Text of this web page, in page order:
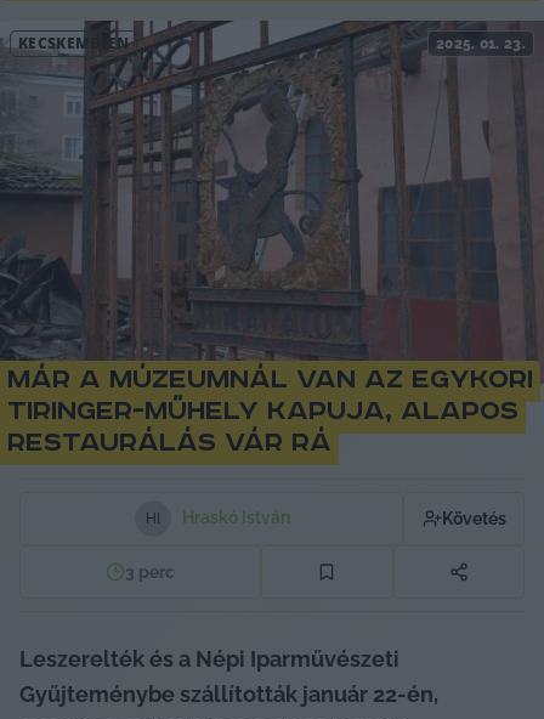
KECSKEMÉTEN 2025. 01. 23.
Már a múzeumnál van az egykori
Tiringer-műhely kapuja, alapos
restaurálás vár rá
HI Hraskó István Követés
3 perc
Leszerelték és a Népi Iparművészeti
Gyűjteménybe szállították január 22-én,